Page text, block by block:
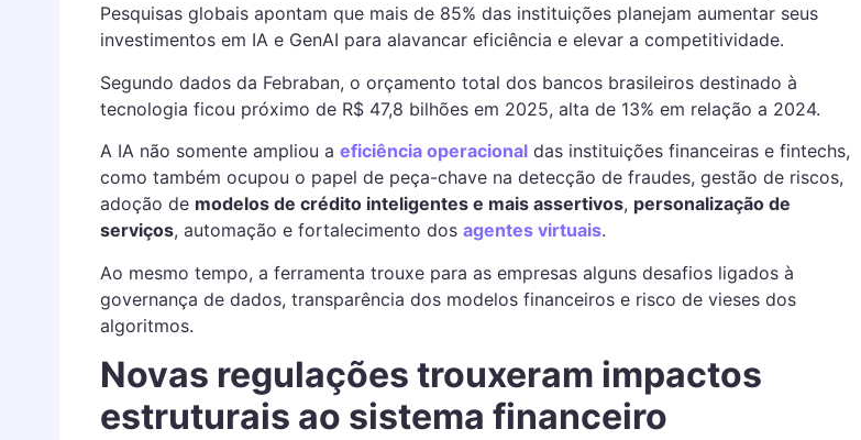
Pesquisas globais apontam que mais de 85% das instituições planejam aumentar seus
investimentos em IA e GenAI para alavancar eficiência e elevar a competitividade.
Segundo dados da Febraban, o orçamento total dos bancos brasileiros destinado à
tecnologia ficou próximo de R$ 47,8 bilhões em 2025, alta de 13% em relação a 2024.
A IA não somente ampliou a eficiência operacionaldas instituições financeiras e fintechs,
como também ocupou o papel de peça-chave na detecção de fraudes, gestão de riscos,
adoção de modelos de crédito inteligentes e mais assertivos, personalização de
serviços, automação e fortalecimento dos agentes virtuais.
Ao mesmo tempo, a ferramenta trouxe para as empresas alguns desafios ligados à
governança de dados, transparência dos modelos financeiros e risco de vieses dos
algoritmos.
Novas regulações trouxeram impactos
estruturais ao sistema financeiro